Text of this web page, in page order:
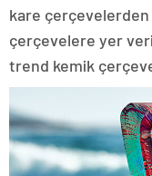
kare
çerçevelere yer
trend kemik